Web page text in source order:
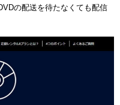
の配送を待たなくても配信